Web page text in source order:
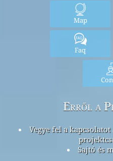
Map
Faq
Erről a
Vegye fel a
Sajtó és